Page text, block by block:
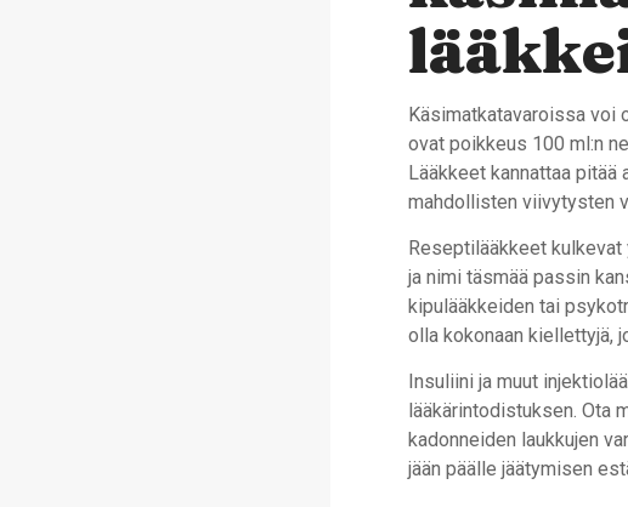
Käsimatkatavaroissa voi
ovat poikkeus 100 ml:n
Lääkkeet kannattaa
mahdollisten viivytysten
Reseptilääkkeet
ja nimi täsmää passin
kipulääkkeiden tai
olla kokonaan kiellettyjä,
Insuliini ja muut
lääkärintodistuksen. Ota
kadonneiden laukkujen
jään päälle jäätymisen